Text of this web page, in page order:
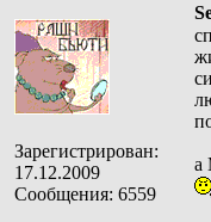
Зарегистрирован:
17.12.2009
Сообщения: 6559
а